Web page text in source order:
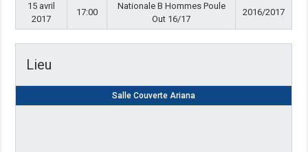
15 avril
2017
17:00
Nationale B Hommes Poule
Out 16/17
2016/2017
Lieu
Salle Couverte Ariana